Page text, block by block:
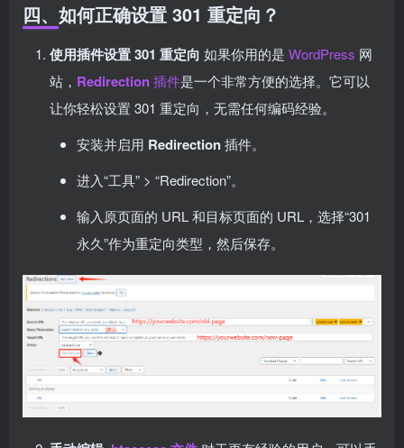
四、如何正确设置 301 重定向？
使用插件设置 301 重定向 如果你用的是 WordPress 网
站， Redirection插件是一个非常方便的选择。它可以
让你轻松设置 301 重定向，无需任何编码经验。
安装并启用 Redirection插件。
进入“工具” > “Redirection”。
输入原页面的 URL 和目标页面的 URL，选择“301
永久”作为重定向类型，然后保存。